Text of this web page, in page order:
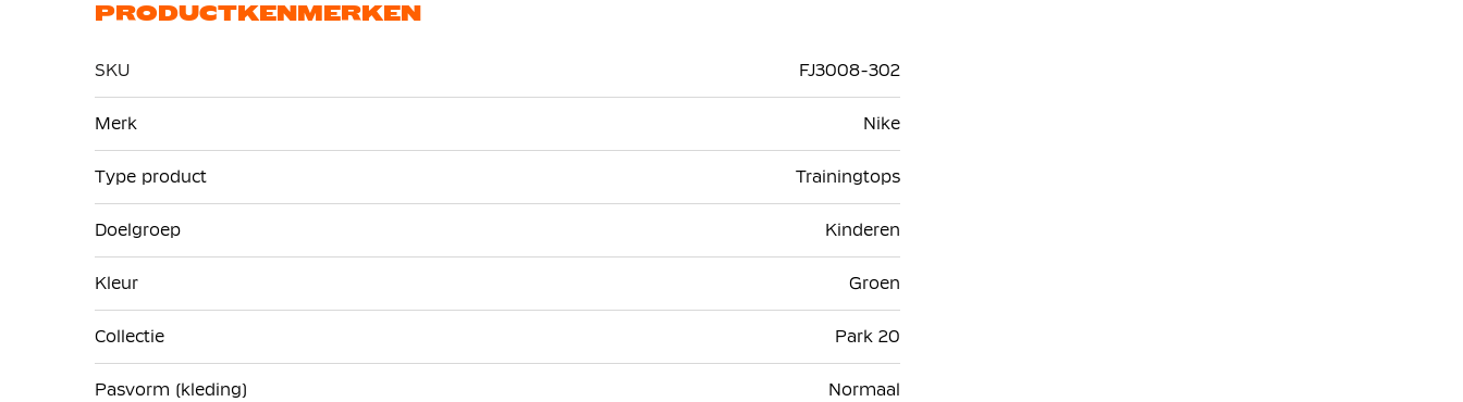
PRODUCTKENMERKEN
SKU
FJ3008-302
informatie
Merk Nike
Type product Trainingtops
Doelgroep Kinderen
Kleur Groen
Collectie Park 20
Pasvorm (kleding) Normaal